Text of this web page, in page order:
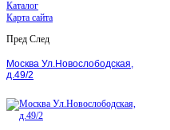
Каталог
Карта сайта
Пред След
Москва Ул.Новослободская,
д.49/2